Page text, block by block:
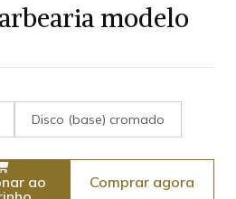
modelo
Disco (base) cromado
ao
Comprar agora